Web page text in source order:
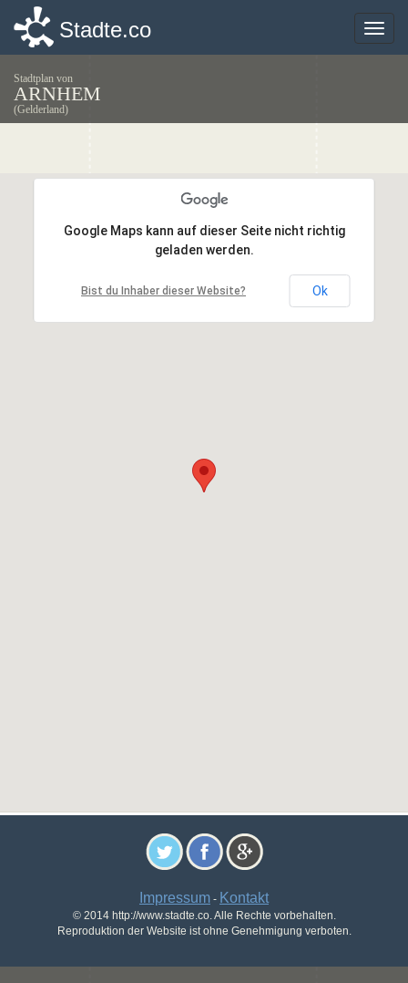
Toggle
Stadte.co
Stadtplan von
ARNHEM
(Gelderland)
Google Maps kann auf dieser Seite nicht richtig
geladen werden.
Bist du Inhaber dieser Website? Ok
Google Maps kann auf dieser Seite nicht richtig
geladen werden.
Bist du Inhaber dieser Website? Ok
Impressum - Kontakt
© 2014 http://www.stadte.co. Alle Rechte vorbehalten.
Reproduktion der Website ist ohne Genehmigung verboten.
Toggle
Stadte.co